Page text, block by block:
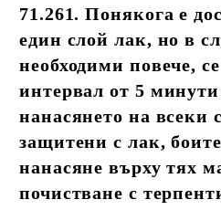
71.261. Понякога е
един слой лак, но в
необходими повече,
интервал от 5
нанасянето на всеки
защитени с лак,
нанасяне върху тях
почистване с